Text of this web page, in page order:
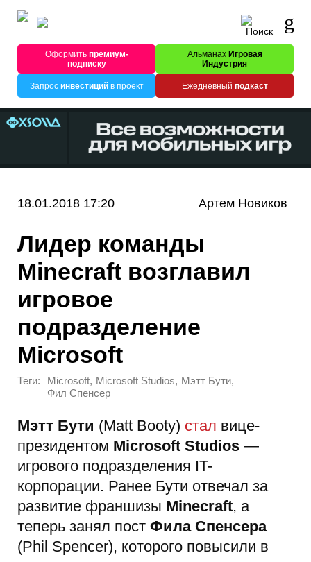
Оформитьпремиум-
подписку
Альманах Игровая
Индустрия
Запрос инвестицийв проект Ежедневный подкаст
18.01.2018 17:20 Артем Новиков
Лидер команды
Minecraft возглавил
игровое
подразделение
Microsoft
Теги: Microsoft, Microsoft Studios, Мэтт Бути,
Фил Спенсер
Мэтт Бути (Matt Booty) стал вице-
президентом Microsoft Studios —
игрового подразделения IT-
корпорации. Ранее Бути отвечал за
развитие франшизы Minecraft, а
теперь занял пост Фила Спенсера
(Phil Spencer), которого повысили в